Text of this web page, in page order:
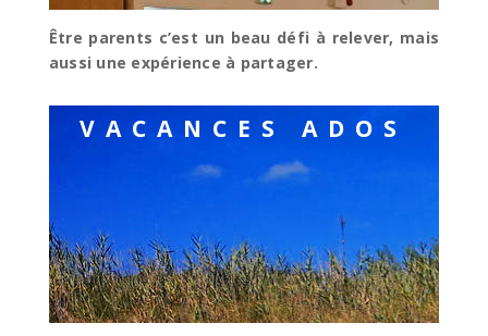
Être parents c’est un beau défi à relever, mais
aussi une expérience à partager.
VACANCES ADOS